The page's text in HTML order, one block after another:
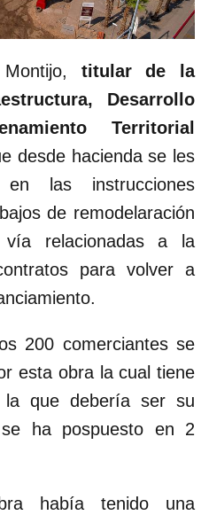
titular de la
Desarrollo
Territorial
desde hacienda se les
las instrucciones
de remodelaración
relacionadas a la
para volver a
200 comerciantes se
esta obra la cual tiene
la que debería ser su
ha pospuesto en 2
había tenido una